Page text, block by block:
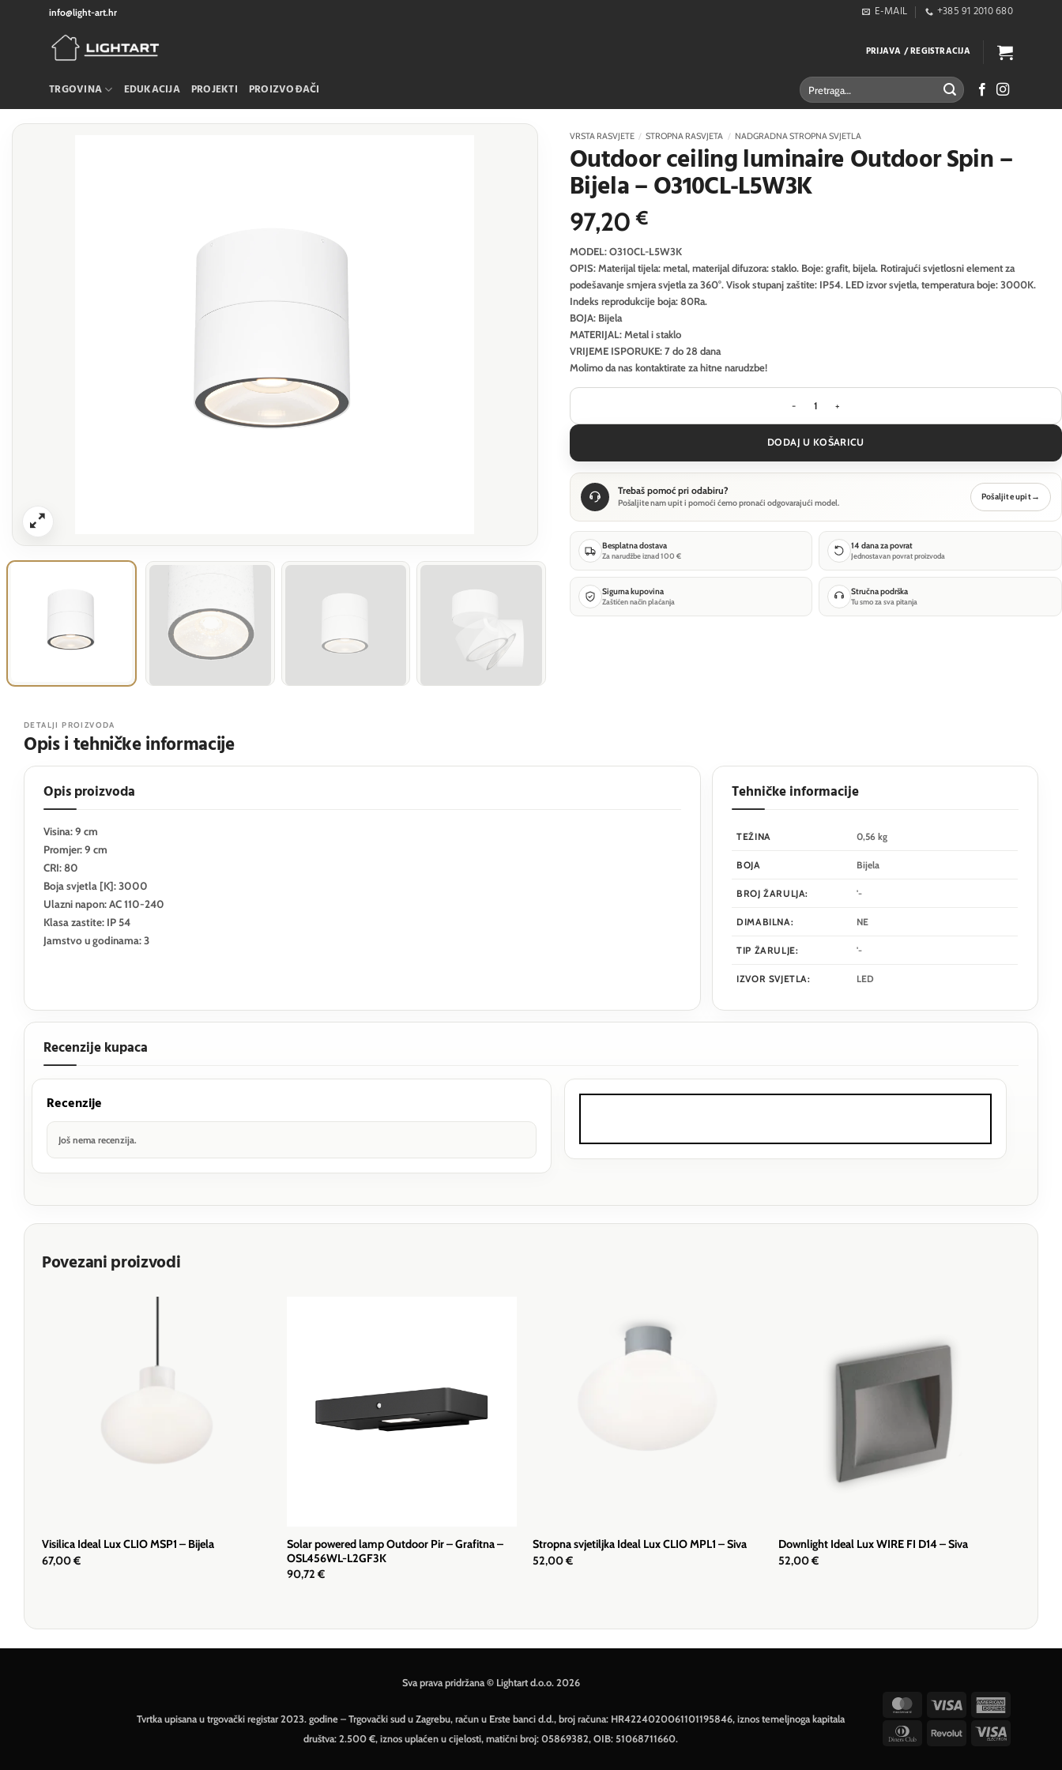
info@light-art.hr E-MAIL +385 91 2010 680
PRIJAVA / REGISTRACIJA
TRGOVINA EDUKACIJA PROJEKTI PROIZVOĐAČI Pretraži:
VRSTA RASVJETE / STROPNA RASVJETA / NADGRADNA STROPNA SVJETLA
Outdoor ceiling luminaire Outdoor Spin –
Bijela – O310CL-L5W3K
97,20€
MODEL: O310CL-L5W3K
OPIS: Materijal tijela: metal, materijal difuzora: staklo. Boje: grafit, bijela. Rotirajući svjetlosni element za
podešavanje smjera svjetla za 360°. Visok stupanj zaštite: IP54. LED izvor svjetla, temperatura boje: 3000K.
Indeks reprodukcije boja: 80Ra.
BOJA: Bijela
MATERIJAL: Metal i staklo
VRIJEME ISPORUKE: 7 do 28 dana
Molimo da nas kontaktirate za hitne narudzbe!
Outdoor ceiling luminaire Outdoor Spin - Bijela -
DODAJ U KOŠARICU
Trebaš pomoć pri odabiru?
Pošaljite nam upit i pomoći ćemo pronaći odgovarajući model.
Pošaljite upit→
Besplatna dostava
Za narudžbe iznad 100 €
14 dana za povrat
Jednostavan povrat proizvoda
Sigurna kupovina
Zaštićen način plaćanja
Stručna podrška
Tu smo za sva pitanja
DETALJI PROIZVODA
Opis i tehničke informacije
Opis proizvoda
Visina: 9 cm
Promjer: 9 cm
CRI: 80
Boja svjetla [K]: 3000
Ulazni napon: AC 110-240
Klasa zastite: IP 54
Jamstvo u godinama: 3
Tehničke informacije
TEŽINA 0,56 kg
BOJA Bijela
BROJ ŽARULJA: '-
DIMABILNA: NE
TIP ŽARULJE: '-
IZVOR SVJETLA: LED
Recenzije kupaca
Recenzije
Još nema recenzija.
Povezani proizvodi
Visilica Ideal Lux CLIO MSP1 – Bijela
67,00€
Solar powered lamp Outdoor Pir – Grafitna –
OSL456WL-L2GF3K
90,72€
Stropna svjetiljka Ideal Lux CLIO MPL1 – Siva
52,00€
Downlight Ideal Lux WIRE FI D14 – Siva
52,00€
Sva prava pridržana © Lightart d.o.o. 2026
Tvrtka upisana u trgovački registar 2023. godine – Trgovački sud u Zagrebu, račun u Erste banci d.d., broj računa: HR4224020061101195846, iznos temeljnoga kapitala
društva: 2.500 €, iznos uplaćen u cijelosti, matični broj: 05869382, OIB: 51068711660.
MasterCard
Visa
DinnersRevolutVisa